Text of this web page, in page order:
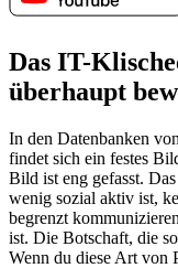
Das IT-
überhaupt
In den Datenbanken
findet sich ein festes
Bild ist eng gefasst.
wenig sozial aktiv ist,
begrenzt
ist. Die Botschaft, die
Wenn du diese Art von